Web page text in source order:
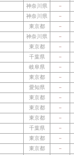
神奈川県
－
神奈川県
－
東京都
－
神奈川県
－
東京都
－
千葉県
－
岐阜県
－
東京都
－
愛知県
－
東京都
－
東京都
－
東京都
－
千葉県
－
東京都
－
東京都
－